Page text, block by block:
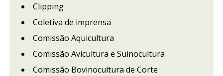
Clipping
Coletiva de imprensa
Comissão Aquicultura
Comissão Avicultura e Suinocultura
Comissão Bovinocultura de Corte